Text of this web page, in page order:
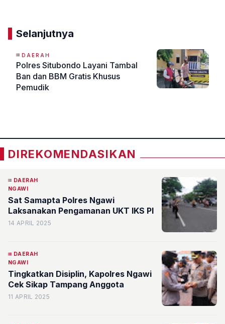
Selanjutnya
DAERAH
Polres Situbondo Layani Tambal
Ban dan BBM Gratis Khusus
Pemudik
DIREKOMENDASIKAN
DAERAH
NGAWI
Sat Samapta Polres Ngawi
Laksanakan Pengamanan UKT IKS PI
14 APRIL 2025
DAERAH
NGAWI
Tingkatkan Disiplin, Kapolres Ngawi
Cek Sikap Tampang Anggota
11 APRIL 2025